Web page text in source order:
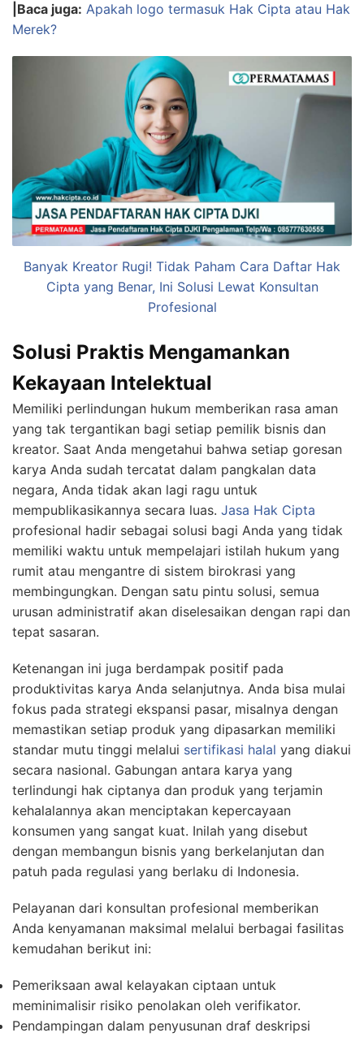
|Baca juga: Apakah logo termasuk Hak Cipta atau Hak
Merek?
Banyak Kreator Rugi! Tidak Paham Cara Daftar Hak
Cipta yang Benar, Ini Solusi Lewat Konsultan
Profesional
Solusi Praktis Mengamankan
Kekayaan Intelektual
Memiliki perlindungan hukum memberikan rasa aman
yang tak tergantikan bagi setiap pemilik bisnis dan
kreator. Saat Anda mengetahui bahwa setiap goresan
karya Anda sudah tercatat dalam pangkalan data
negara, Anda tidak akan lagi ragu untuk
mempublikasikannya secara luas. Jasa Hak Cipta
profesional hadir sebagai solusi bagi Anda yang tidak
memiliki waktu untuk mempelajari istilah hukum yang
rumit atau mengantre di sistem birokrasi yang
membingungkan. Dengan satu pintu solusi, semua
urusan administratif akan diselesaikan dengan rapi dan
tepat sasaran.
Ketenangan ini juga berdampak positif pada
produktivitas karya Anda selanjutnya. Anda bisa mulai
fokus pada strategi ekspansi pasar, misalnya dengan
memastikan setiap produk yang dipasarkan memiliki
standar mutu tinggi melalui sertifikasi halal yang diakui
secara nasional. Gabungan antara karya yang
terlindungi hak ciptanya dan produk yang terjamin
kehalalannya akan menciptakan kepercayaan
konsumen yang sangat kuat. Inilah yang disebut
dengan membangun bisnis yang berkelanjutan dan
patuh pada regulasi yang berlaku di Indonesia.
Pelayanan dari konsultan profesional memberikan
Anda kenyamanan maksimal melalui berbagai fasilitas
kemudahan berikut ini:
Pemeriksaan awal kelayakan ciptaan untuk
meminimalisir risiko penolakan oleh verifikator.
Pendampingan dalam penyusunan draf deskripsi